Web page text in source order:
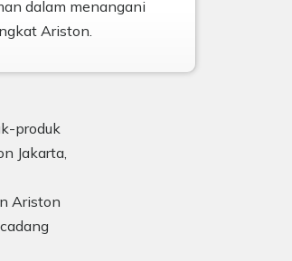
dalam menangani
Ariston.
produk
Jakarta,
Ariston